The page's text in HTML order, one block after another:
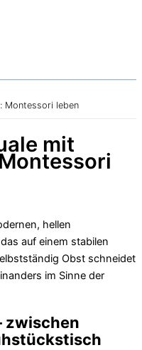
Montessori leben
mit
zwischen